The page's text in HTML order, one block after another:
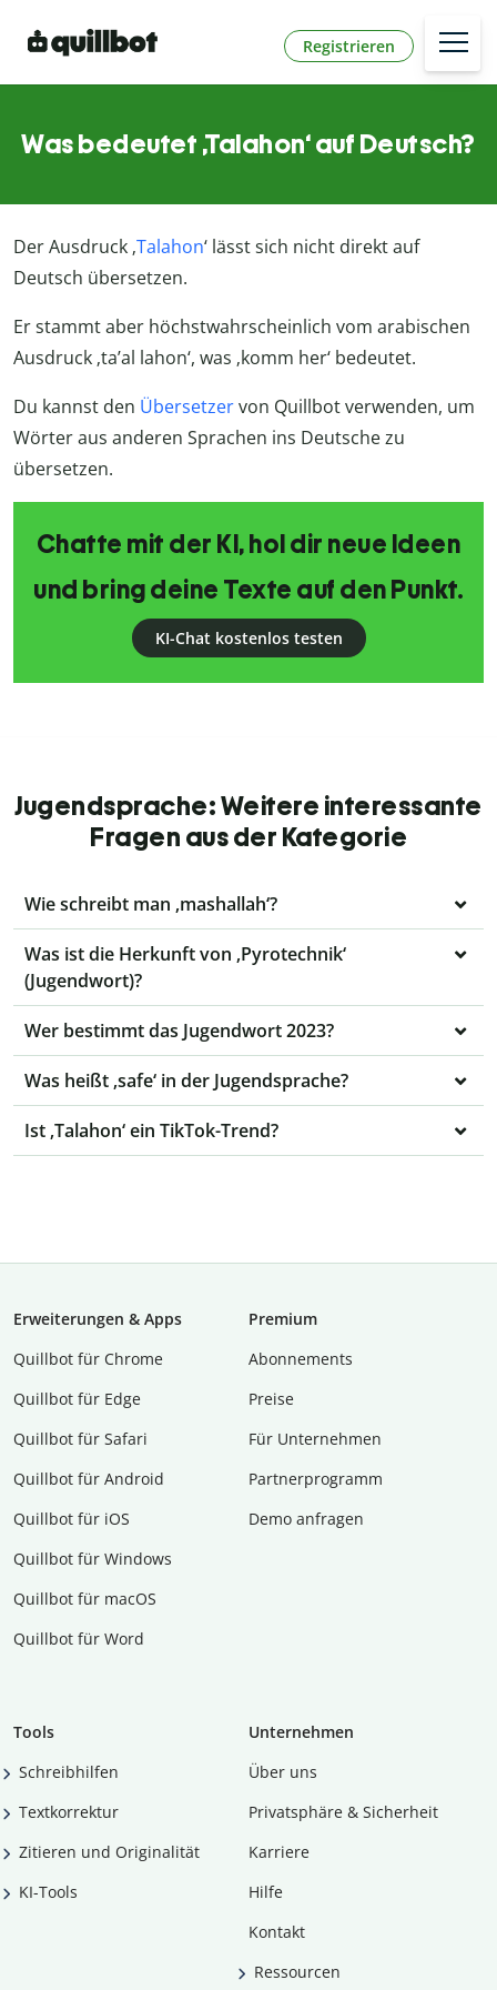
Registrieren
Was bedeutet ‚Talahon‘ auf Deutsch?
Der Ausdruck ‚Talahon‘ lässt sich nicht direkt auf
Deutsch übersetzen.
Er stammt aber höchstwahrscheinlich vom arabischen
Ausdruck ‚ta’al lahon‘, was ‚komm her‘ bedeutet.
Du kannst den Übersetzervon Quillbot verwenden, um
Wörter aus anderen Sprachen ins Deutsche zu
übersetzen.
Chatte mit der KI, hol dir neue Ideen
und bring deine Texte auf den Punkt.
KI-Chat kostenlos testen
Jugendsprache: Weitere interessante
Fragen aus der Kategorie
Wie schreibt man ‚mashallah‘?
Was ist die Herkunft von ‚Pyrotechnik‘
(Jugendwort)?
Wer bestimmt das Jugendwort 2023?
Was heißt ‚safe‘ in der Jugendsprache?
Ist ‚Talahon‘ ein TikTok-Trend?
Erweiterungen & Apps
Quillbot für Chrome
Quillbot für Edge
Quillbot für Safari
Quillbot für Android
Quillbot für iOS
Quillbot für Windows
Quillbot für macOS
Quillbot für Word
Premium
Abon­ne­ments
Preise
Für Unternehmen
Partnerprogramm
Demo anfragen
Tools
Schreibhilfen
Textkorrektur
Zitieren und Originalität
KI-Tools
Unternehmen
Über uns
Privatsphäre & Sicherheit
Karriere
Hilfe
Kontakt
Ressourcen